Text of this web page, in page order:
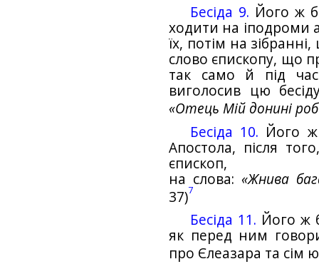
Бесіда 9. Його ж
ходити на іподроми
їх, потім на зібранні,
слово єпископу, що
так само й під
виголосив цю
«Отець Мій донині
Бесіда 10. Його ж
Апостола, після
єпископ,
на слова: «Жнива
37)7
Бесіда 11. Його ж
як перед ним
про Єлеазара та сім